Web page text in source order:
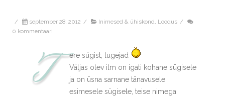
/ september 28, 2012 / Inimesed & ühiskond, Loodus /
0 kommentaari
T
ere sügist, lugejad
Väljas olev ilm on igati kohane sügisele
ja on üsna sarnane tänavusele
esimesele sügisele, teise nimega